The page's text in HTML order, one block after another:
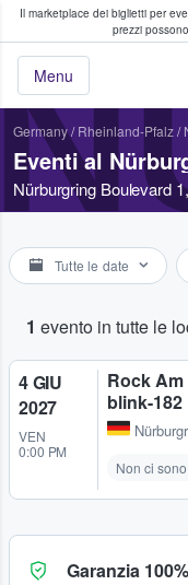
Il marketplace dei biglietti per
prezzi
Menu
fan comprano
Germany/ Rheinland-Pfalz/
Eventi al
Nürburgring Boulevard
Tutte le date
1 evento in tutte le
4 GIU
2027
VEN
0:00 PM
Rock Am
blink-182
Non ci
Garanzia 100%